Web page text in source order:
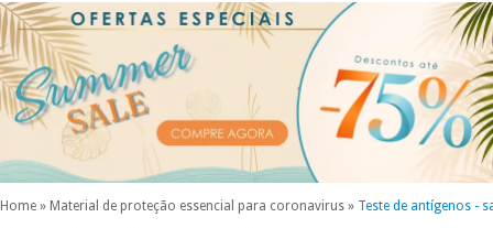
Fisaude
Ocasião
SUMMER
SALE
Estética,
dermocosmética
e medicina
estética
Wellness,
qualidade
de vida e
cuidado
corporal
Home » Material de proteção essencial para coronavirus » Teste de antígenos -
Fisaude
Ocasião
SUMMER
SALE
Estética,
dermocosmética
e medicina
estética
Wellness,
qualidade